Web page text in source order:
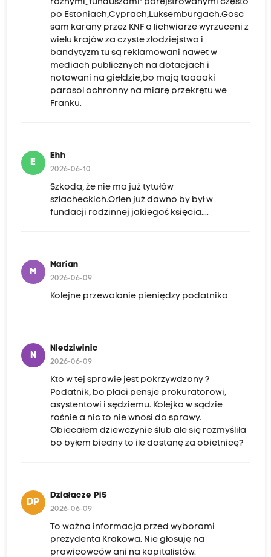
różnymi,,funduszami" porejstrowanymi często
po Estoniach,Cyprach,Luksemburgach.Gosc
sam karany przez KNF a lichwiarze wyrzuceni z
wielu krajów za czyste złodziejstwo i
bandytyzm tu są reklamowani nawet w
mediach publicznych na dotacjach i
notowani na giełdzie,bo mają taaaaki
parasol ochronny na miarę przekrętu we
Franku.
E
Ehh
2026-06-10
Szkoda, że nie ma już tytułów
szlacheckich.Orlen już dawno by był w
fundacji rodzinnej jakiegoś księcia....
M
Marian
2026-06-09
Kolejne przewalanie pieniędzy podatnika
N
Niedziwinic
2026-06-09
Kto w tej sprawie jest pokrzywdzony ?
Podatnik, bo płaci pensje prokuratorowi,
asystentowi i sędziemu. Kolejka w sądzie
rośnie a nic to nie wnosi do sprawy.
Obiecałem dziewczynie ślub ale się rozmyśliła
bo byłem biedny to ile dostanę za obietnicę?
DP
Działacze PiS
2026-06-09
To ważna informacja przed wyborami
prezydenta Krakowa. Nie głosuję na
prawicowców ani na kapitalistów.